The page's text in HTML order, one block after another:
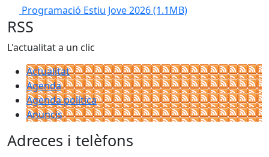
Programació Estiu Jove 2026(1.1MB)
RSS
L'actualitat a un clic
Actualitat
Agenda
Agenda política
Anuncis
Adreces i telèfons